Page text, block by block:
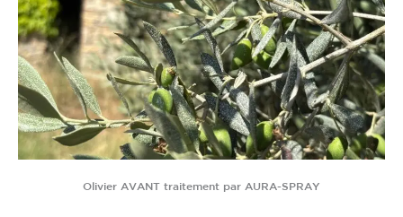
Olivier AVANT traitement par AURA-SPRAY